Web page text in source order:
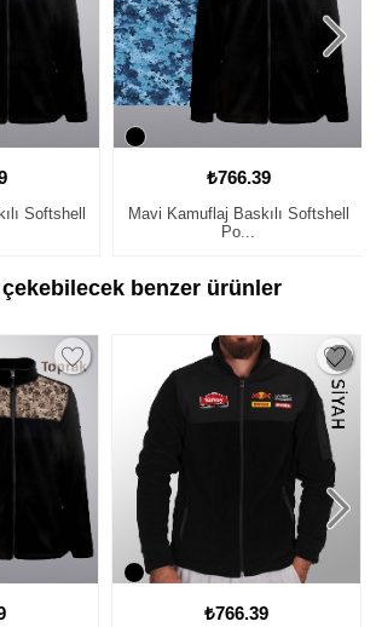
Softshell
₺766.39
Mavi Kamuflaj Baskılı Softshell
Po...
benzer ürünler
₺766.39